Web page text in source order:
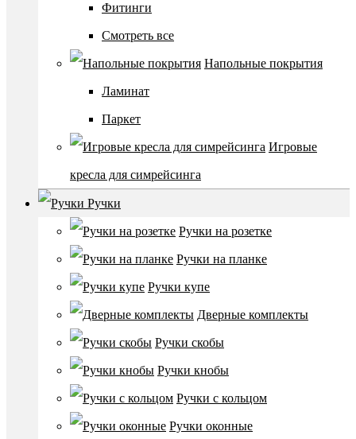
Фитинги
Смотреть все
Напольные покрытия
Ламинат
Паркет
Игровые
кресла для симрейсинга
Ручки
Ручки на розетке
Ручки на планке
Ручки купе
Дверные комплекты
Ручки скобы
Ручки кнобы
Ручки с кольцом
Ручки оконные